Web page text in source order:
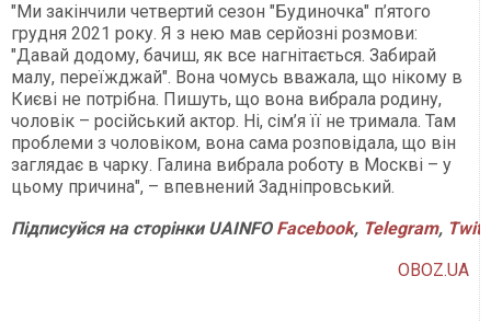
"Ми закінчили четвертий сезон "Будиночка" п’ятого
грудня 2021 року. Я з нею мав серйозні розмови:
"Давай додому, бачиш, як все нагнітається. Забирай
малу, переїжджай". Вона чомусь вважала, що нікому в
Києві не потрібна. Пишуть, що вона вибрала родину,
чоловік – російський актор. Ні, сім’я її не тримала. Там
проблеми з чоловіком, вона сама розповідала, що він
заглядає в чарку. Галина вибрала роботу в Москві – у
цьому причина", – впевнений Задніпровський.
Підписуйся на сторінки UAINFO Facebook, Telegram,
OBOZ.UA